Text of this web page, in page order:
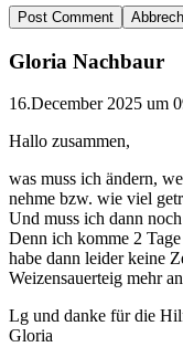
Gloria Nachbaur
16.December 2025 um
Hallo zusammen,
was muss ich ändern,
nehme bzw. wie viel
Und muss ich dann
Denn ich komme 2
habe dann leider keine
Weizensauerteig mehr
Lg und danke für die
Gloria